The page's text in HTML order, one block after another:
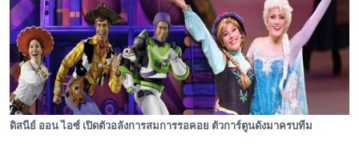
ดิสนีย์ ออน ไอซ์ เปิดตัวอลังการสมการรอคอย ตัวการ์ตูนดังมาครบทีม